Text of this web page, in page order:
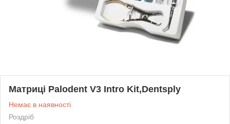
Матриці Palodent V3 Intro Kit,Dentsply
Немає в наявності
Роздріб